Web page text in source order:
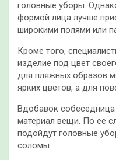
головные уборы.
формой лица лучше
широкими полями или
Кроме того,
изделие под цвет
для пляжных образов
ярких цветов, а для
Вдобавок собеседница
материал вещи. По ее
подойдут головные
соломы.